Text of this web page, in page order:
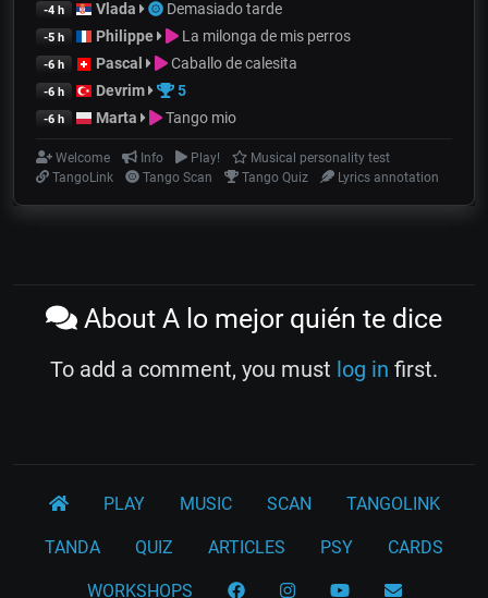
-4 h Vlada Demasiado tarde
-5 h Philippe La milonga de mis perros
-6 h Pascal Caballo de calesita
-6 h Devrim 5
-6 h Marta Tango mio
Welcome Info Play!
Musical personality test
TangoLink
Tango Scan Tango Quiz Lyrics annotation
About A lo mejor quién te dice
To add a comment, you must log in first.
PLAY MUSIC SCAN TANGOLINK
TANDA QUIZ ARTICLES PSY CARDS
WORKSHOPS